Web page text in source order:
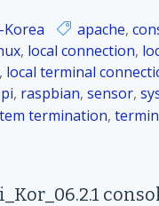
Korea apache,
, local connection,
, local terminal
, raspbian, sensor,
termination,